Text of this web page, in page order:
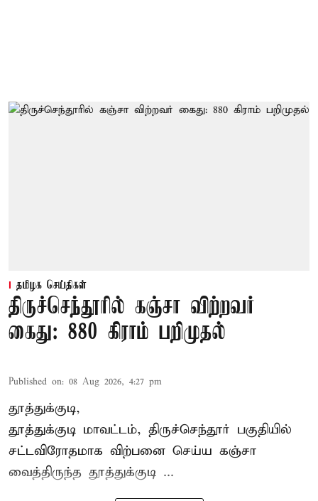
தமிழக செய்திகள்
திருச்செந்தூரில் கஞ்சா விற்றவர்
கைது: 880 கிராம் பறிமுதல்
Published on: 08 Aug 2026, 4:27 pm
தூத்துக்குடி,
தூத்துக்குடி மாவட்டம், திருச்செந்தூர் பகுதியில்
சட்டவிரோதமாக விற்பனை செய்ய கஞ்சா
வைத்திருந்த தூத்துக்குடி ...